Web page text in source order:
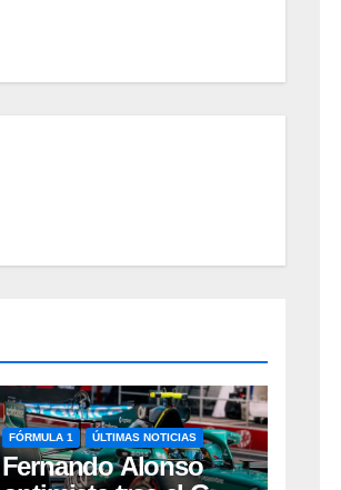
FÓRMULA 1 ÚLTIMAS NOTICIAS
Fernando Alonso